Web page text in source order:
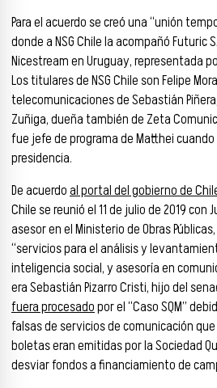
Para el acuerdo se creó una “unión
donde a NSG Chile la acompañó Futuric
Nicestream en Uruguay, representada
Los titulares de NSG Chile son Felipe
telecomunicaciones de Sebastián
Zuñiga, dueña también de Zeta
fue jefe de programa de Matthei
presidencia.
De acuerdoal portal del gobierno de
Chile se reunió el 11 de julio de 2019 con
asesor en el Ministerio de Obras
“servicios para el análisis y
inteligencia social, y asesoría en
era Sebastián Pizarro Cristi, hijo del
fuera procesadopor el “Caso SQM”
falsas de servicios de comunicación
boletas eran emitidas por la Sociedad
desviar fondos a financiamiento de